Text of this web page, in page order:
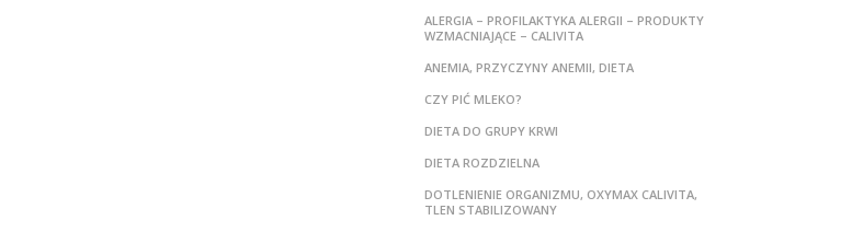
ALERGIA – PROFILAKTYKA ALERGII – PRODUKTY
WZMACNIAJĄCE – CALIVITA
ANEMIA, PRZYCZYNY ANEMII, DIETA
CZY PIĆ MLEKO?
DIETA DO GRUPY KRWI
DIETA ROZDZIELNA
DOTLENIENIE ORGANIZMU, OXYMAX CALIVITA,
TLEN STABILIZOWANY